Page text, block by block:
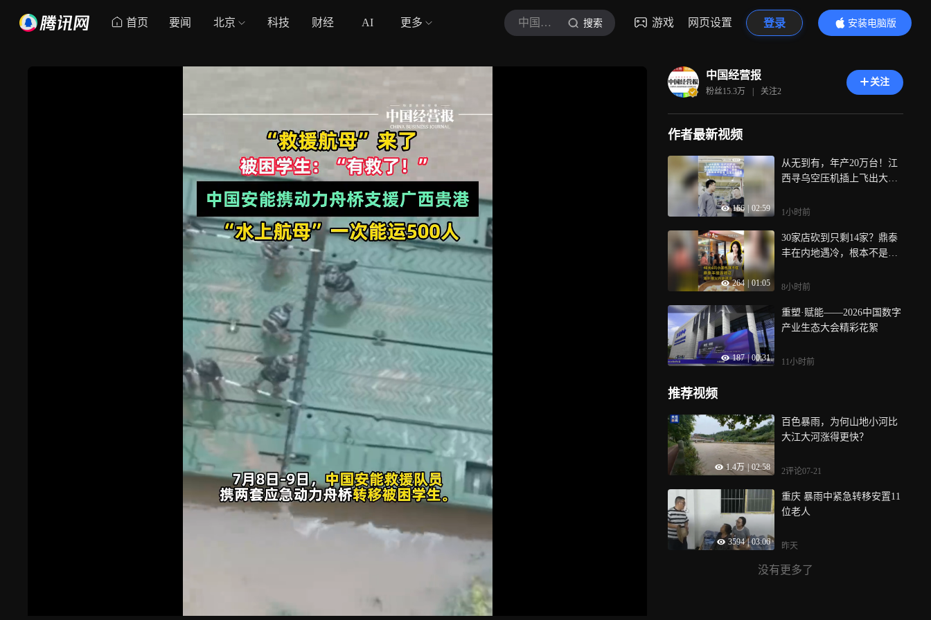
首页 要闻 北京 科技 财经 AI 更多 中国经营报 搜索 游戏 网页设置 登录
安装电脑版
内容更精彩
中国经营报
粉丝15.3万 | 关注2
关注
作者最新视频
166 02:59
从无到有，年产20万台！江
西寻乌空压机插上飞出大山
1小时前
264 01:05
30家店砍到只剩14家？鼎泰
丰在内地遇冷，根本不是味
8小时前
187 | 00:31
重塑·赋能——2026中国数字
产业生态大会精彩花絮
11小时前
推荐视频
1.4万 02:58
百色暴雨，为何山地小河比
大江大河涨得更快？
2评论07-21
3594 | 03:06
重庆 暴雨中紧急转移安置11
位老人
昨天
没有更多了